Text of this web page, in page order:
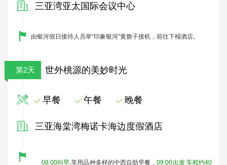
三亚湾亚太国际会议中心
由银河假日接待人员举“印象银河”黄旗子接机，前往下榻酒店。
第2天 世外桃源的美妙时光
早餐 午餐 晚餐
三亚海棠湾梅诺卡海边度假酒店
08:00叫早,享用品种多样的中西自助早餐，09:00出发 车程约40